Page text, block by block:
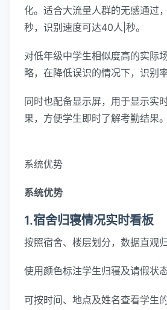
化。适合大流量人群的无感通过
秒，识别速度可达40人|秒。
对低年级中学生相似度高的实际
略，在降低误识的情况下，识别
同时也配备显示屏，用于显示实
果，方便学生即时了解考勤结果。
系统优势
系统优势
1.宿舍归寝情况实时看板
按照宿舍、楼层划分，数据直观
使用颜色标注学生归寝及请假状态
可按时间、地点及姓名查看学生